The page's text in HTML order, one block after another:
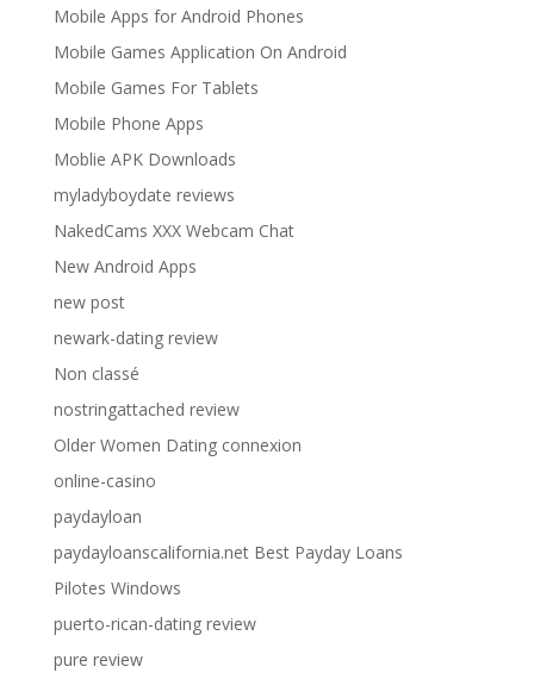
Mobile Apps for Android Phones
Mobile Games Application On Android
Mobile Games For Tablets
Mobile Phone Apps
Moblie APK Downloads
myladyboydate reviews
NakedCams XXX Webcam Chat
New Android Apps
new post
newark-dating review
Non classé
nostringattached review
Older Women Dating connexion
online-casino
paydayloan
paydayloanscalifornia.net Best Payday Loans
Pilotes Windows
puerto-rican-dating review
pure review